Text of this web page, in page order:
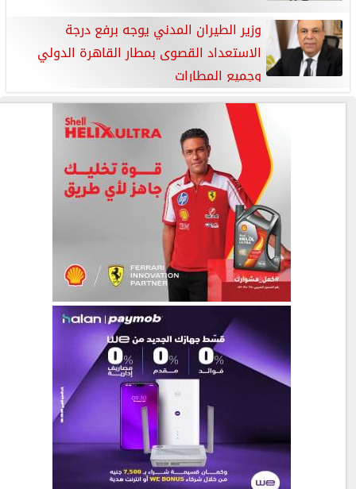
وزير الطيران المدني يوجه برفع درجة
الاستعداد القصوى بمطار القاهرة الدولي
وجميع المطارات